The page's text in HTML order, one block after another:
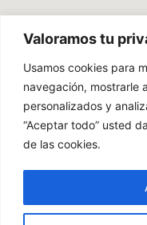
Valoramos tu
Usamos cookies para
navegación, mostrarle
personalizados y
“Aceptar todo” usted
de las cookies.
Todos los derechos ©